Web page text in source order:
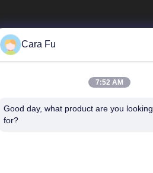
Liens Rapides
Cara Fu
7:52 AM
Good day, what product are you looking
for?